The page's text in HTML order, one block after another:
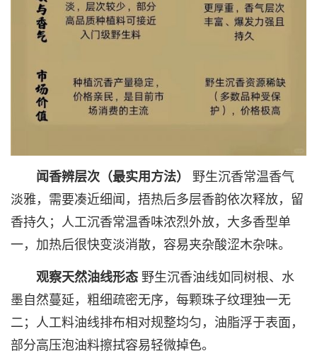
闻香辨层次（最实用方法）
野生沉香常温香气
淡雅，需要凑近细闻，捂热后多层香韵依次释放，留
香持久；人工沉香常温香味浓烈外放，大多香型单
一，加热后很快变淡消散，容易夹杂酸涩木杂味。
观察天然油线形态 野生沉香油线如同树根、水
墨自然蔓延，粗细疏密无序，每颗珠子纹理独一无
二；人工料油线排布相对规整均匀，油脂浮于表面，
部分高压泡油料擦拭容易轻微掉色。